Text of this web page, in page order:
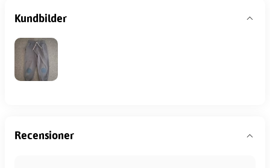
Kundbilder
Recensioner